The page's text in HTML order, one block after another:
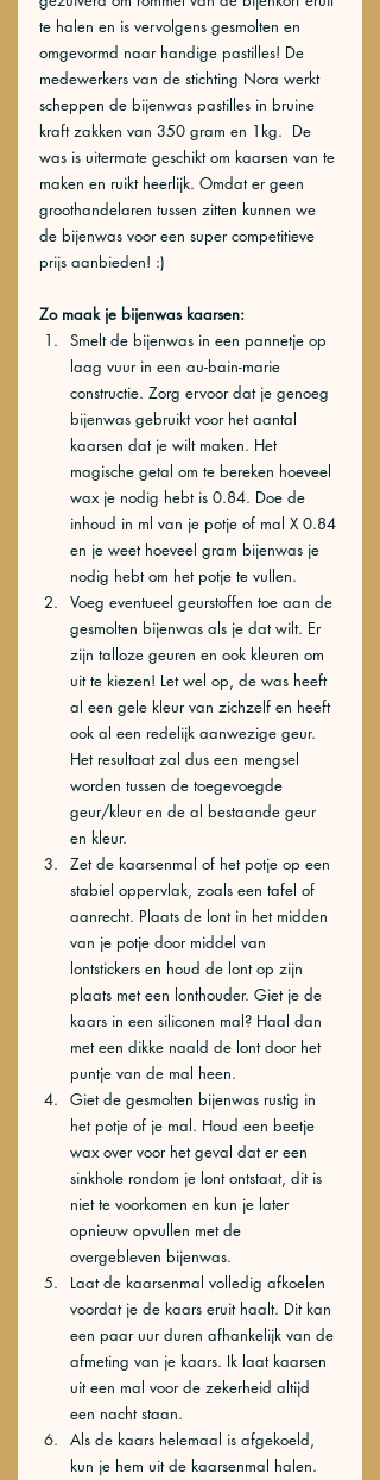
te halen en is vervolgens gesmolten en
omgevormd naar handige pastilles! De
medewerkers van de stichting Nora werkt
scheppen de bijenwas pastilles in bruine
kraft zakken van 350 gram en 1kg.  De
was is uitermate geschikt om kaarsen van te
maken en ruikt heerlijk. Omdat er geen
groothandelaren tussen zitten kunnen we
de bijenwas voor een super competitieve
prijs aanbieden! :)
Zo maak je bijenwas kaarsen:
Smelt de bijenwas in een pannetje op
laag vuur in een au-bain-marie
constructie. Zorg ervoor dat je genoeg
bijenwas gebruikt voor het aantal
kaarsen dat je wilt maken. Het
magische getal om te bereken hoeveel
wax je nodig hebt is 0.84. Doe de
inhoud in ml van je potje of mal X 0.84
en je weet hoeveel gram bijenwas je
nodig hebt om het potje te vullen.
Voeg eventueel geurstoffen toe aan de
gesmolten bijenwas als je dat wilt. Er
zijn talloze geuren en ook kleuren om
uit te kiezen! Let wel op, de was heeft
al een gele kleur van zichzelf en heeft
ook al een redelijk aanwezige geur.
Het resultaat zal dus een mengsel
worden tussen de toegevoegde
geur/kleur en de al bestaande geur
en kleur.
Zet de kaarsenmal of het potje op een
stabiel oppervlak, zoals een tafel of
aanrecht. Plaats de lont in het midden
van je potje door middel van
lontstickers en houd de lont op zijn
plaats met een lonthouder. Giet je de
kaars in een siliconen mal? Haal dan
met een dikke naald de lont door het
puntje van de mal heen.
Giet de gesmolten bijenwas rustig in
het potje of je mal. Houd een beetje
wax over voor het geval dat er een
sinkhole rondom je lont ontstaat, dit is
niet te voorkomen en kun je later
opnieuw opvullen met de
overgebleven bijenwas.
Laat de kaarsenmal volledig afkoelen
voordat je de kaars eruit haalt. Dit kan
een paar uur duren afhankelijk van de
afmeting van je kaars. Ik laat kaarsen
uit een mal voor de zekerheid altijd
een nacht staan.
Als de kaars helemaal is afgekoeld,
kun je hem uit de kaarsenmal halen.